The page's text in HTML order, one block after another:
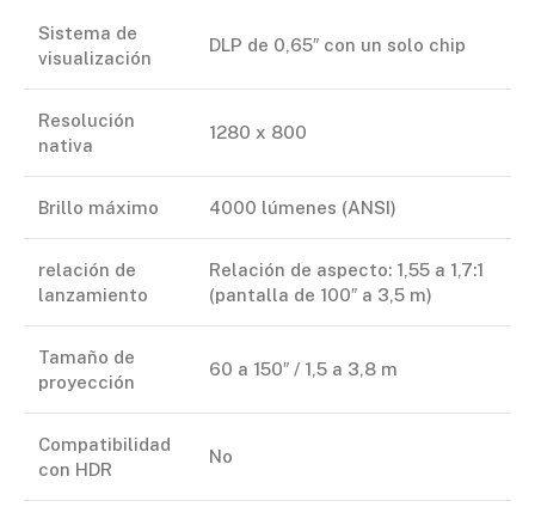
Sistema de
visualización
DLP de 0,65″ con un solo chip
Resolución
nativa
1280 x 800
Brillo máximo 4000 lúmenes (ANSI)
relación de
lanzamiento
Relación de aspecto: 1,55 a 1,7:1
(pantalla de 100″ a 3,5 m)
Tamaño de
proyección
60 a 150″ / 1,5 a 3,8 m
Compatibilidad
con HDR
No